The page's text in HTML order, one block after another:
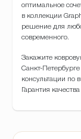
оптимальное
в коллекции
решение для
современного.
Закажите
Санкт-
консультации по
Гарантия